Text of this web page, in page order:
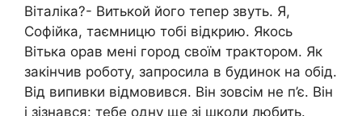
Віталіка?- Витькой його тепер звуть. Я,
Софійка, таємницю тобі відкрию. Якось
Вітька орав мені город своїм трактором. Як
закінчив роботу, запросила в будинок на обід.
Від випивки відмовився. Він зовсім не п’є. Він
і зізнався: тебе одну ще зі школи любить.